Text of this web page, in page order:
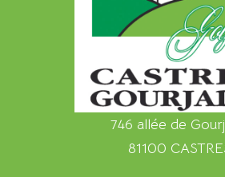
746 allée de
81100